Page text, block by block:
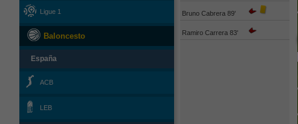
Ligue 1
Baloncesto
España
ACB
LEB
Bruno Cabrera 89'
Ramiro Carrera 83'